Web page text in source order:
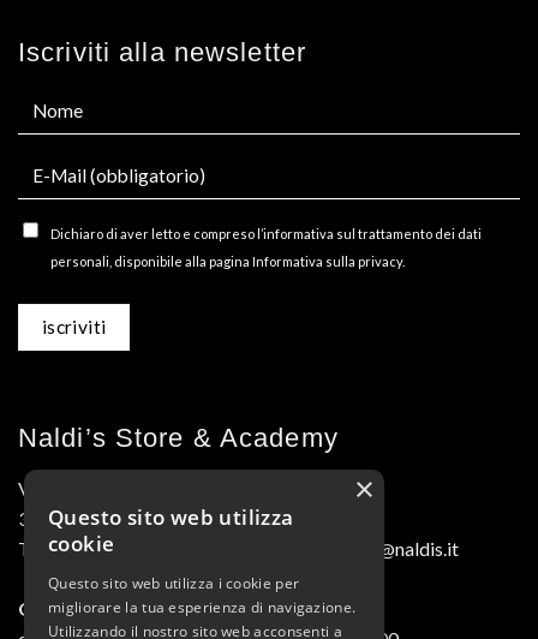
Iscriviti alla newsletter
Dichiaro di aver letto e compreso l’informativa sul trattamento dei dati
personali, disponibile alla pagina Informativa sulla privacy.
Naldi’s Store & Academy
Via M.L. King, 9/A-1
30025 Fossalta di Portogruaro (VE)
Tel. 0421.275184 • Fax 0421.275187 naldis@naldis.it
Orari di apertura
×
Questo sito web utilizza
cookie
Questo sito web utilizza i cookie per
migliorare la tua esperienza di navigazione.
Utilizzando il nostro sito web acconsenti a